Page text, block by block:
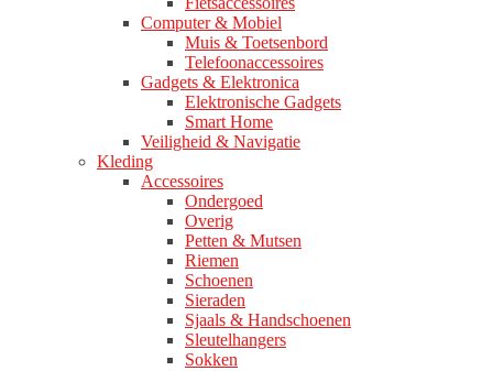
Computer & Mobiel
Muis & Toetsenbord
Telefoonaccessoires
Gadgets & Elektronica
Elektronische Gadgets
Smart Home
Veiligheid & Navigatie
Kleding
Accessoires
Ondergoed
Overig
Petten & Mutsen
Riemen
Schoenen
Sieraden
Sjaals & Handschoenen
Sleutelhangers
Sokken